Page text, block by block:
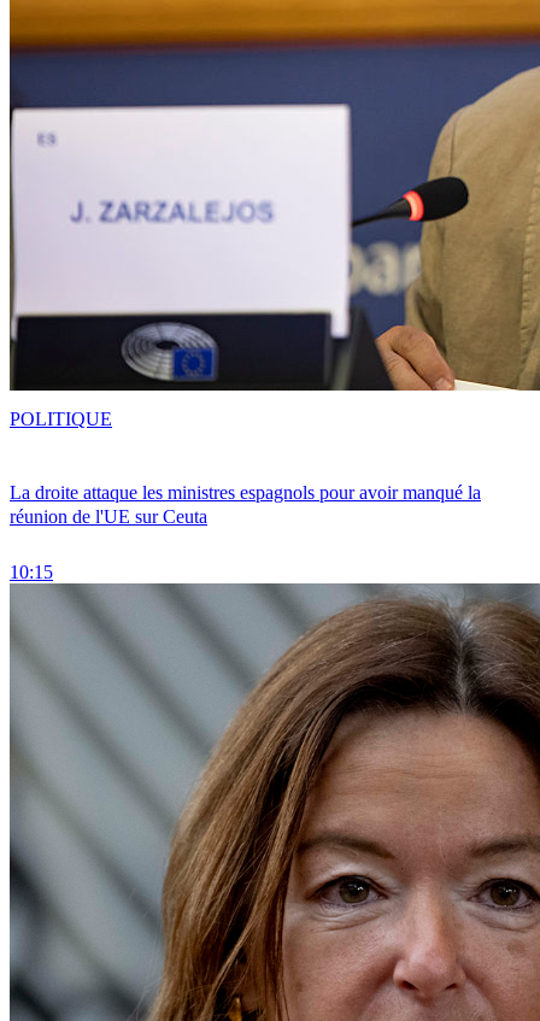
La droite attaque les ministres espagnols pour avoir manqué la
réunion de l'UE sur Ceuta
10:15
POLITIQUE